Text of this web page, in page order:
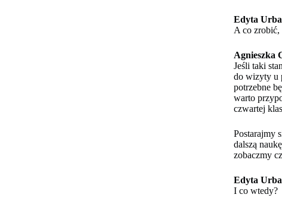
Edyta
A co zrobić,
Agnieszka
Jeśli taki
do wizyty u
potrzebne
warto
czwartej
Postarajmy
dalszą
zobaczmy
Edyta
I co wtedy?